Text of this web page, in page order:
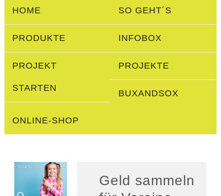
HOME SO GEHT´S
PRODUKTE INFOBOX
PROJEKT
STARTEN
PROJEKTE
BUXANDSOX
ONLINE-SHOP
Geld sammeln